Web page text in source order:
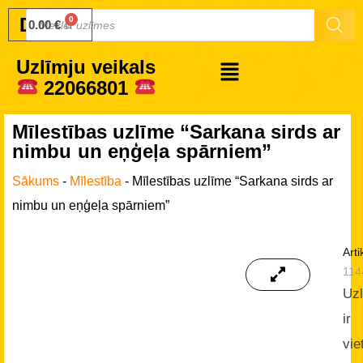
Druku.lv
0.00€
Uzlīmju veikals
22066801
Mīlestības uzlīme “Sarkana sirds ar
nimbu un eņģeļa spārniem”
Sākums - Mīlestība - Mīlestības uzlīme “Sarkana sirds ar
nimbu un eņģeļa spārniem”
ir